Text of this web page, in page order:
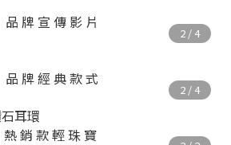
品 牌 宣 傳 影 片
品 牌 經 典 款 式
熱 銷 款 輕 珠 寶